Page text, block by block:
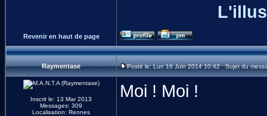
Revenir en haut de page
Raymentase Posté le: Lun 16 Juin 2014 10:42 Sujet du
Inscrit le: 13 Mar 2013
Messages: 309
Localisation: Rennes
Moi ! Moi !